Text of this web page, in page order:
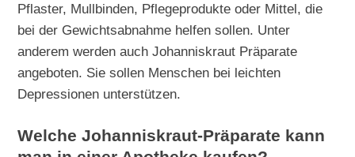
Pflaster, Mullbinden, Pflegeprodukte oder Mittel, die
bei der Gewichtsabnahme helfen sollen. Unter
anderem werden auch Johanniskraut Präparate
angeboten. Sie sollen Menschen bei leichten
Depressionen unterstützen.
Welche Johanniskraut-Präparate kann